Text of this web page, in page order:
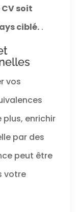
soit
ciblé..
vos
plus, enrichir
par des
peut être
votre